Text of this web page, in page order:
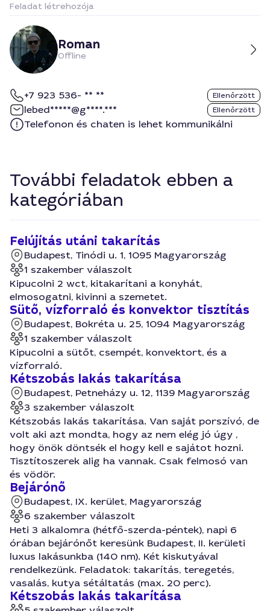
Feladat létrehozója
Roman
Offline
+7 923 536- ** ** Ellenőrzött
lebed*****@g****.*** Ellenőrzött
Telefonon és chaten is lehet kommunikálni
További feladatok ebben a
kategóriában
Felújítás utáni takarítás
Budapest, Tinódi u. 1, 1095 Magyarország
1 szakember válaszolt
Kipucolni 2 wct, kitakarítani a konyhát,
elmosogatni, kivinni a szemetet.
Sütő, vízforraló és konvektor tisztítás
Budapest, Bokréta u. 25, 1094 Magyarország
1 szakember válaszolt
Kipucolni a sütőt, csempét, konvektort, és a
vízforraló.
Kétszobás lakás takarítása
Budapest, Petneházy u. 12, 1139 Magyarország
3 szakember válaszolt
Kétszobás lakás takarítása. Van saját porszívó, de
volt aki azt mondta, hogy az nem elég jó úgy ,
hogy önök döntsék el hogy kell e sajátot hozni.
Tisztítoszerek alig ha vannak. Csak felmosó van
és vödör.
Bejárónő
Budapest, IX. kerület, Magyarország
6 szakember válaszolt
Heti 3 alkalomra (hétfő-szerda-péntek), napi 6
órában bejárónőt keresünk Budapest, II. kerületi
luxus lakásunkba (140 nm). Két kiskutyával
rendelkezünk. Feladatok: takarítás, teregetés,
vasalás, kutya sétáltatás (max. 20 perc).
Kétszobás lakás takarítása